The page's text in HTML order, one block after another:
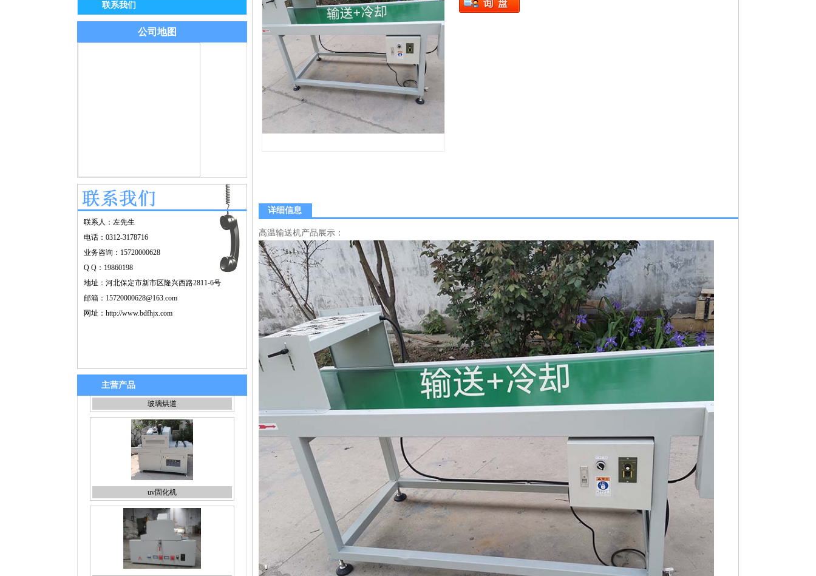
联系我们
公司地图
联系人：左先生
电话：0312-3178716
业务咨询：15720000628
Q Q：19860198
地址：河北保定市新市区隆兴西路2811-6号
邮箱：15720000628@163.com
网址： http://www.bdfhjx.com
主营产品
uv固化机
桌面uv固化机
详细信息
高温输送机产品展示：